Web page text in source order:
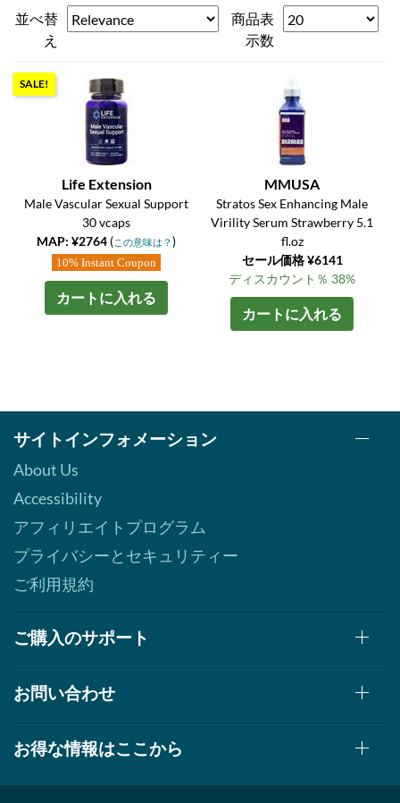
並べ替
え
商品表
示数
SALE!
Life Extension
Male Vascular Sexual Support
30 vcaps
MAP: ¥2764 (この意味は？)
10% Instant Coupon
カートに入れる
MMUSA
Stratos Sex Enhancing Male
Virility Serum Strawberry 5.1
fl.oz
セール価格 ¥6141
ディスカウント％ 38%
カートに入れる
サイトインフォメーション
About Us
Accessibility
アフィリエイトプログラム
プライバシーとセキュリティー
ご利用規約
ご購入のサポート
お問い合わせ
お得な情報はここから